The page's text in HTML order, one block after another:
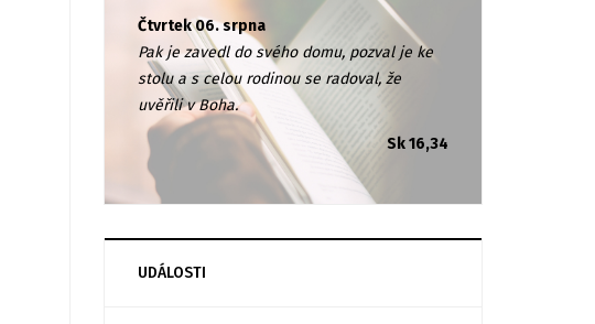
Čtvrtek 06. srpna
Pak je zavedl do svého domu, pozval je ke
stolu a s celou rodinou se radoval, že
uvěřili v Boha.
Sk 16,34
UDÁLOSTI